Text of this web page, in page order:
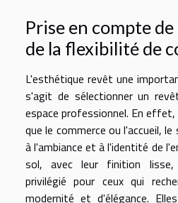
Prise en compte
de la flexibilité de
L'esthétique revêt une
s'agit de sélectionner un
espace professionnel. En
que le commerce ou l'accueil,
à l'ambiance et à l'identité de
sol, avec leur finition
privilégié pour ceux qui
modernité et d'élégance.